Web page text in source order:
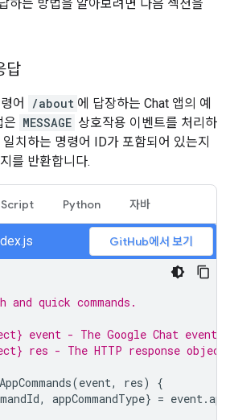
하는 방법을 알아보려면 다음 섹션을
답
어 /about 에 답장하는 Chat 앱의 예
은 MESSAGE 상호작용 이벤트를 처리하
치하는 명령어 ID가 포함되어 있는지
를 반환합니다.
Python 자바
GitHub에서 보기
and quick commands.
event - The Google Chat event.
res - The HTTP response
(event, res)
{
, appCommandType} = event.